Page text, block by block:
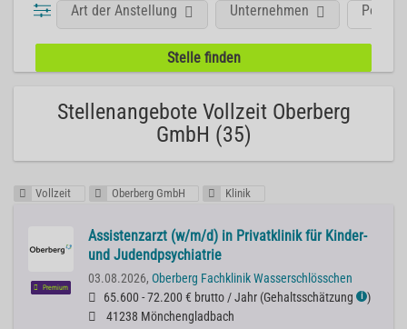
Art der Anstellung Unternehmen
Stellenangebote Vollzeit Oberberg
GmbH (35)
Vollzeit Oberberg GmbH Klinik
Premium
Assistenzarzt (w/m/d) in Privatklinik für Kinder-
und Judendpsychiatrie
03.08.2026, Oberberg Fachklinik Wasserschlösschen
65.600 - 72.200 € brutto / Jahr (Gehaltsschätzung ℹ )
41238 Mönchengladbach